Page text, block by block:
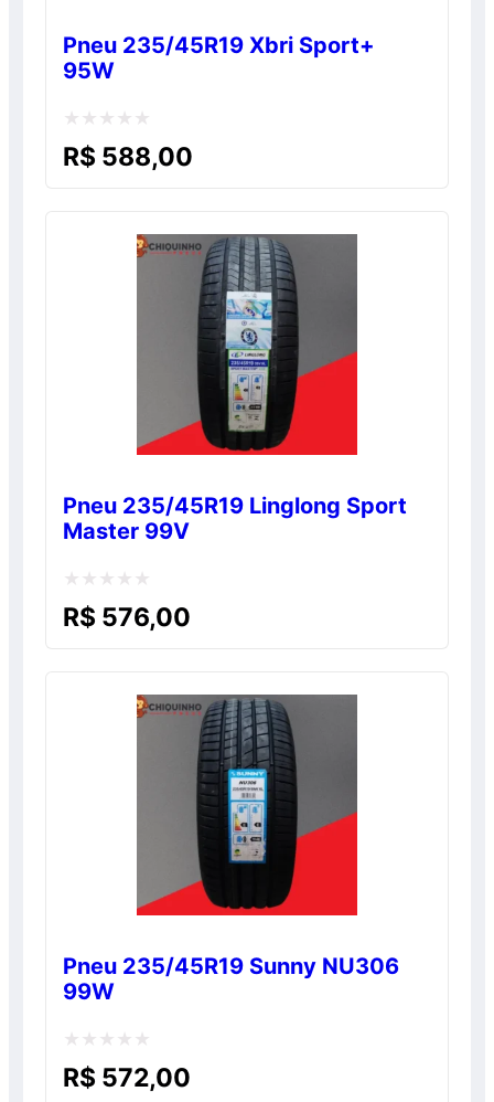
Pneu 235/45R19 Xbri Sport+
95W
Avaliação
R$ 588,00
Pneu 235/45R19 Linglong Sport
Master 99V
Avaliação
R$ 576,00
Pneu 235/45R19 Sunny NU306
99W
Avaliação
R$ 572,00